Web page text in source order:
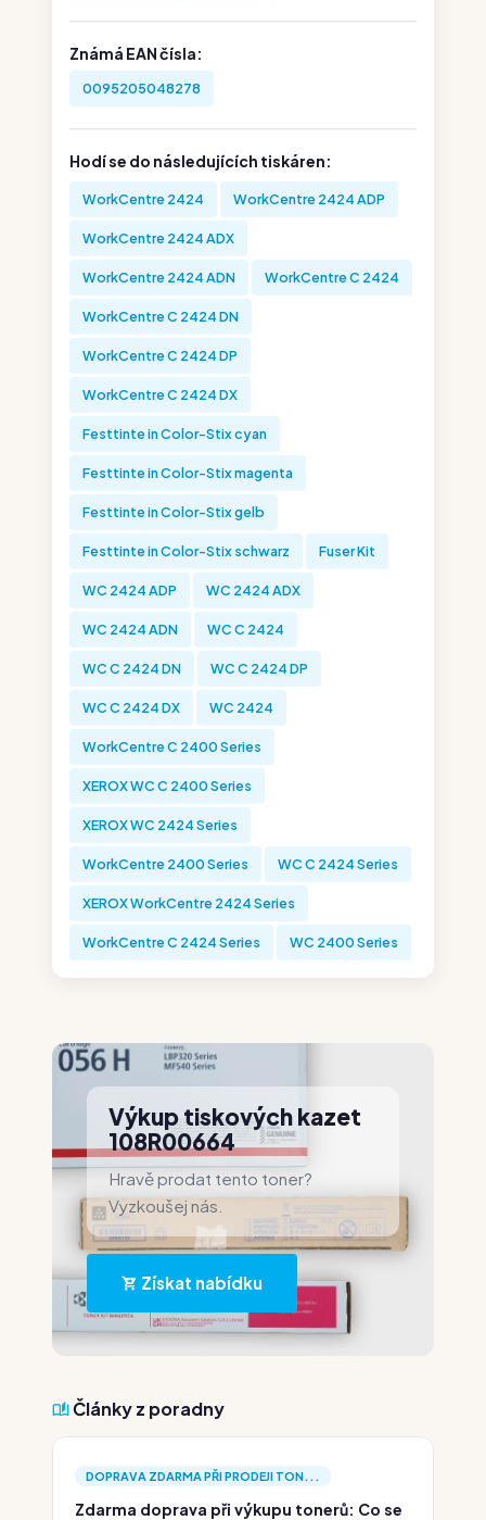
Známá EAN čísla:
0095205048278
Hodí se do následujících tiskáren:
WorkCentre 2424 WorkCentre 2424 ADP
WorkCentre 2424 ADX
WorkCentre 2424 ADN WorkCentre C 2424
WorkCentre C 2424 DN
WorkCentre C 2424 DP
WorkCentre C 2424 DX
Festtinte in Color-Stix cyan
Festtinte in Color-Stix magenta
Festtinte in Color-Stix gelb
Festtinte in Color-Stix schwarz Fuser Kit
WC 2424 ADP WC 2424 ADX
WC 2424 ADN WC C 2424
WC C 2424 DN WC C 2424 DP
WC C 2424 DX WC 2424
WorkCentre C 2400 Series
XEROX WC C 2400 Series
XEROX WC 2424 Series
WorkCentre 2400 Series WC C 2424 Series
XEROX WorkCentre 2424 Series
WorkCentre C 2424 Series WC 2400 Series
Výkup tiskových kazet
108R00664
Hravě prodat tento toner?
Vyzkoušej nás.
Získat nabídku
Články z poradny
DOPRAVA ZDARMA PŘI PRODEJI TON...
Zdarma doprava při výkupu tonerů: Co se